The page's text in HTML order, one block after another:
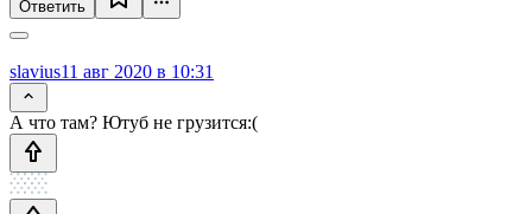
Ответить
slavius11 авг 2020 в 10:31
А что там? Ютуб не грузится:(